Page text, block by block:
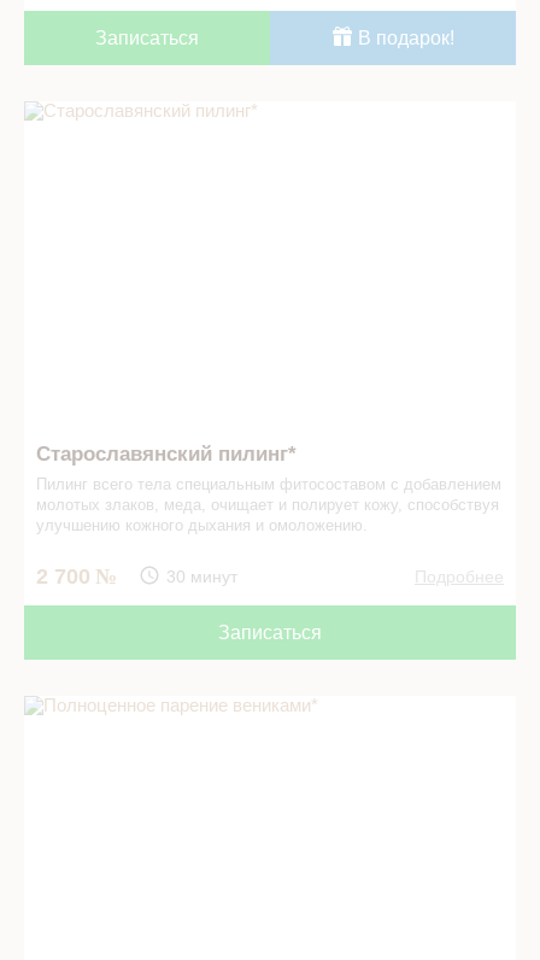
Записаться В подарок!
Старославянский пилинг* в СПА салоне
Старославянский пилинг*
Пилинг всего тела специальным фитосоставом с добавлением
молотых злаков, меда, очищает и полирует кожу, способствуя
улучшению кожного дыхания и омоложению.
2 700 30 минут Подробнее
Записаться
Полноценное парение вениками* в СПА салоне